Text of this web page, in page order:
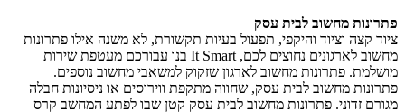
פתרונות מחשוב לבית עסק
ציוד קצה וציוד והיקפי, תפעול בעיות תקשורת, לא משנה אילו פתרונות
מחשוב לארגונים נחוצים לכם, It Smart בנו עבורכם מעטפת שירות
מושלמת. פתרונות מחשוב לארגון שזקוק למשאבי מחשוב נוספים.
פתרונות מחשוב לבית עסק, שחווה מתקפת ווירוסים או ניסיונות חבלה
מגורם זדוני. פתרונות מחשוב לבית עסק קטן שבו לפתע המחשב קרס